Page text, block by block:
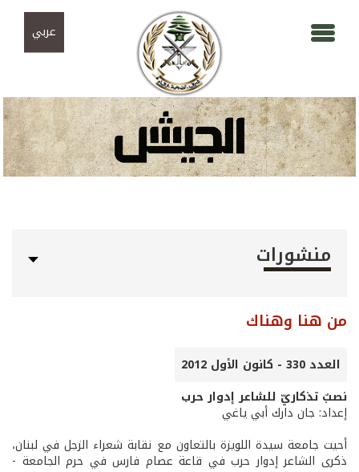
عربي
منشورات
من هنا وهناك
العدد 330 - كانون الأول 2012
نصبٌ تذكاريّ للشاعر إدوار حرب
إعداد: جان دارك أبي ياغي
أحيت جامعة سيدة اللويزة بالتعاون مع نقابة شعراء الزجل في لبنان،
ذكرى الشاعر إدوار حرب في قاعة عصام فارس في حرم الجامعة -